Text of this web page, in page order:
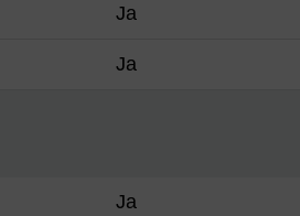
Ja
Ja
Ja